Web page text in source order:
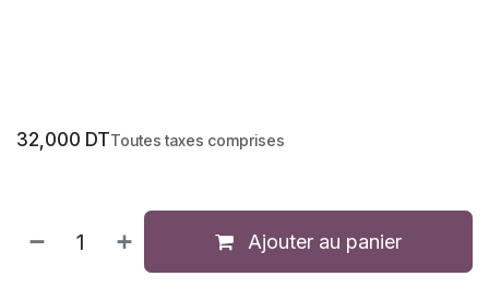
32,000 DTToutes taxes comprises
Ajouter au panier